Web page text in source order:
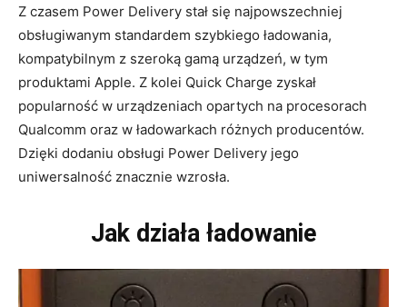
Z czasem Power Delivery stał się najpowszechniej
obsługiwanym standardem szybkiego ładowania,
kompatybilnym z szeroką gamą urządzeń, w tym
produktami Apple. Z kolei Quick Charge zyskał
popularność w urządzeniach opartych na procesorach
Qualcomm oraz w ładowarkach różnych producentów.
Dzięki dodaniu obsługi Power Delivery jego
uniwersalność znacznie wzrosła.
Jak działa ładowanie